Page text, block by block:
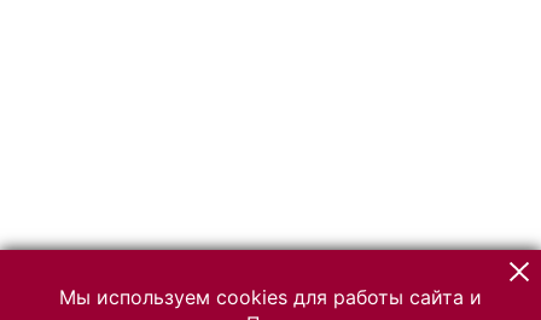
Мы используем cookies для работы сайта и